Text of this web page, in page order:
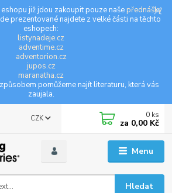
již jdou zakoupit pouze naše přednášky
prezentované najdete z velké části na těchto
eshopech:
listynadeje.cz
adventime.cz
adventorion.cz
jupos.cz
maranatha.cz
pomůžeme najít literaturu, která vás
zaujala.
Menu
CZK
Hledat
0 ks
za 0,00 Kč